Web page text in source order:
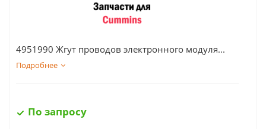
4951990 Жгут проводов электронного модуля...
Подробнее
По запросу